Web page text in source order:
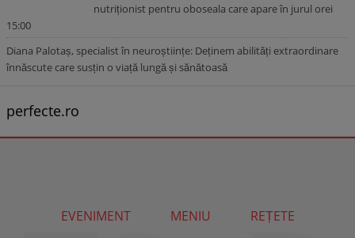
nutriționist pentru oboseala care apare în jurul orei
15:00
Diana Palotaș, specialist în neuroștiințe: Deținem abilități extraordinare
înnăscute care susțin o viață lungă și sănătoasă
perfecte.ro
EVENIMENT MENIU
REȚETE